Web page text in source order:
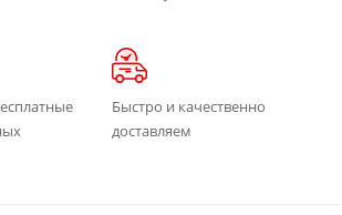
Быстро и качественно
доставляем